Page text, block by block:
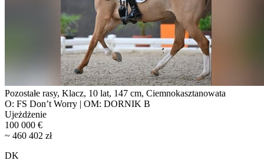
Pozostałe rasy, Klacz, 10 lat, 147 cm, Ciemnokasztanowata
O: FS Don’t Worry | OM: DORNIK B
Ujeżdżenie
100 000 €
~ 460 402 zł
DK